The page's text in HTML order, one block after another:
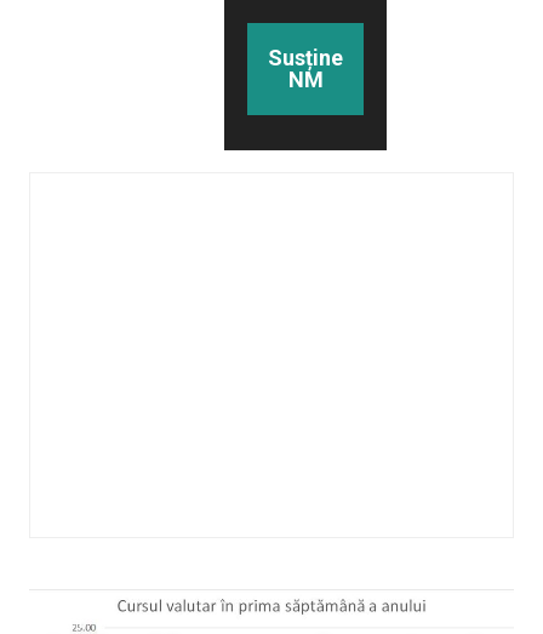
Susține
NM
Bani